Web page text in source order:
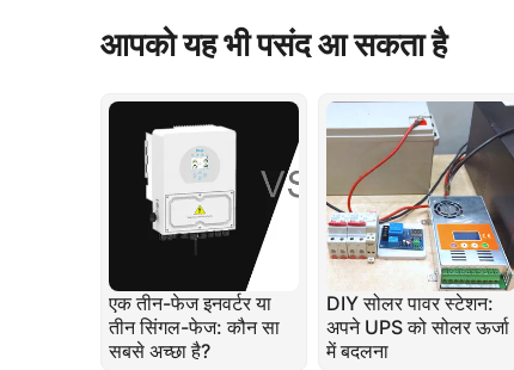
आपको यह भी पसंद आ सकता है
एक तीन-फेज इनवर्टर या
तीन सिंगल-फेज: कौन सा
सबसे अच्छा है?
DIY सोलर पावर स्टेशन:
अपने UPS को सोलर ऊर्जा
में बदलना